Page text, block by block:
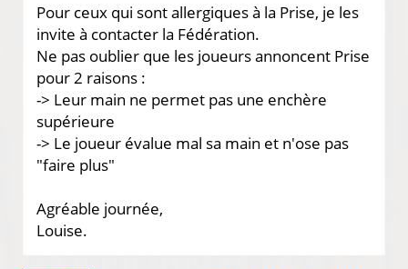
Pour ceux qui sont allergiques à la Prise, je les
invite à contacter la Fédération.
Ne pas oublier que les joueurs annoncent Prise
pour 2 raisons :
-> Leur main ne permet pas une enchère
supérieure
-> Le joueur évalue mal sa main et n'ose pas
"faire plus"
Agréable journée,
Louise.